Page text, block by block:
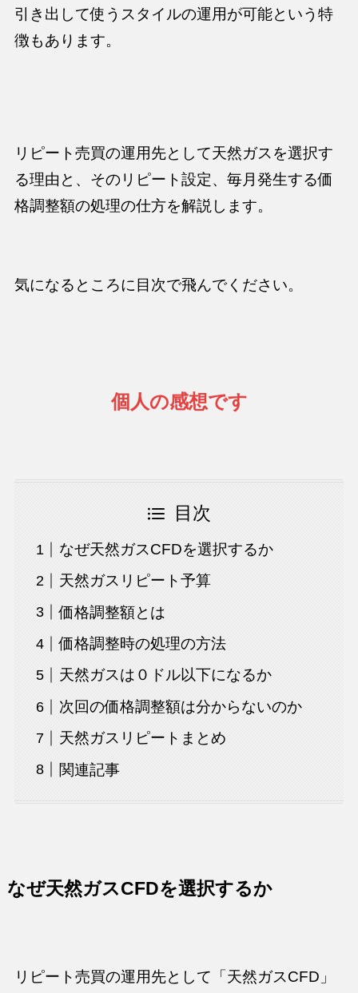
引き出して使うスタイルの運用が可能という特
徴もあります。
リピート売買の運用先として天然ガスを選択す
る理由と、そのリピート設定、毎月発生する価
格調整額の処理の仕方を解説します。
気になるところに目次で飛んでください。
個人の感想です
目次
なぜ天然ガスCFDを選択するか
天然ガスリピート予算
価格調整額とは
価格調整時の処理の方法
天然ガスは０ドル以下になるか
次回の価格調整額は分からないのか
天然ガスリピートまとめ
関連記事
なぜ天然ガスCFDを選択するか
リピート売買の運用先として「天然ガスCFD」